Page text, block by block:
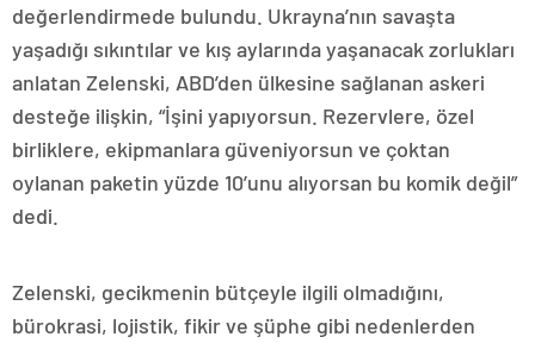
değerlendirmede bulundu. Ukrayna’nın savaşta
yaşadığı sıkıntılar ve kış aylarında yaşanacak zorlukları
anlatan Zelenski, ABD’den ülkesine sağlanan askeri
desteğe ilişkin, “İşini yapıyorsun. Rezervlere, özel
birliklere, ekipmanlara güveniyorsun ve çoktan
oylanan paketin yüzde 10’unu alıyorsan bu komik değil”
dedi.
Zelenski, gecikmenin bütçeyle ilgili olmadığını,
bürokrasi, lojistik, fikir ve şüphe gibi nedenlerden